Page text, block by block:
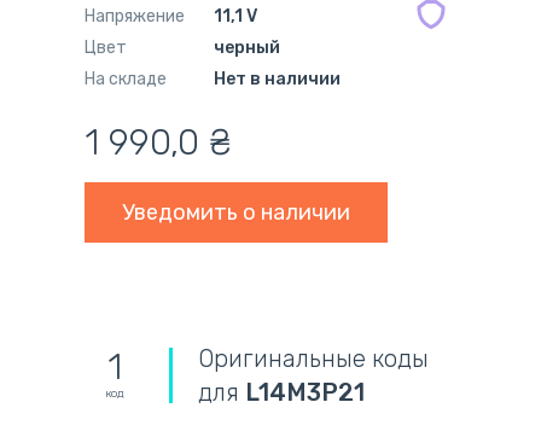
Напряжение
11,1 V
Цвет
черный
На складе
Нет в наличии
1 990,0 ₴
Уведомить о наличии
1
код
Оригинальные коды
для L14M3P21